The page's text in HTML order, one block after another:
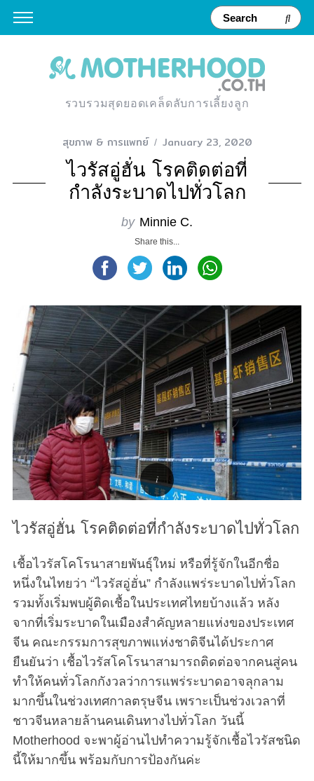
รวบรวมสุดยอดเคล็ดลับการเลี้ยงลูก
สุขภาพ & การแพทย์ January 23, 2020
ไวรัสอู่ฮั่น โรคติดต่อที่
กำลังระบาดไปทั่วโลก
by Minnie C.
Share this...
ไวรัสอู่ฮั่น โรคติดต่อที่กำลังระบาดไปทั่วโลก
เชื้อไวรัสโคโรนาสายพันธุ์ใหม่ หรือที่รู้จักในอีกชื่อ
หนึ่งในไทยว่า “ไวรัสอู่ฮั่น” กำลังแพร่ระบาดไปทั่วโลก
รวมทั้งเริ่มพบผู้ติดเชื้อในประเทศไทยบ้างแล้ว หลัง
จากที่เริ่มระบาดในเมืองสำคัญหลายแห่งของประเทศ
จีน คณะกรรมการสุขภาพแห่งชาติจีนได้ประกาศ
ยืนยันว่า เชื้อไวรัสโคโรนาสามารถติดต่อจากคนสู่คน
ทำให้คนทั่วโลกกังวลว่าการแพร่ระบาดอาจลุกลาม
มากขึ้นในช่วงเทศกาลตรุษจีน เพราะเป็นช่วงเวลาที่
ชาวจีนหลายล้านคนเดินทางไปทั่วโลก วันนี้
Motherhood จะพาผู้อ่านไปทำความรู้จักเชื้อไวรัสชนิด
นี้ให้มากขึ้น พร้อมกับการป้องกันค่ะ